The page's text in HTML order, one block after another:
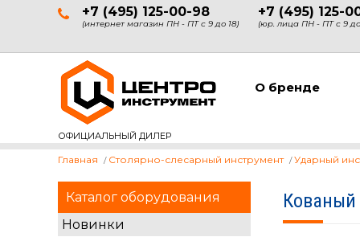
+7 (495) 125-00-98
(интернет магазин ПН - ПТ с 9 до 18)
+7 (495) 125-
(юр. лица ПН - ПТ с 9 до
ОФИЦИАЛЬНЫЙ ДИЛЕР
О бренде
Каталог оборудования
Новинки
Главная Столярно-слесарный инструмент Ударный